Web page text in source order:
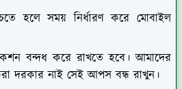
হলে সময় নির্ধারণ করে মোবাইল
বন্দধ করে রাখতে হবে। আমাদের
দরকার নাই সেই আপস বন্ধ রাখুন।